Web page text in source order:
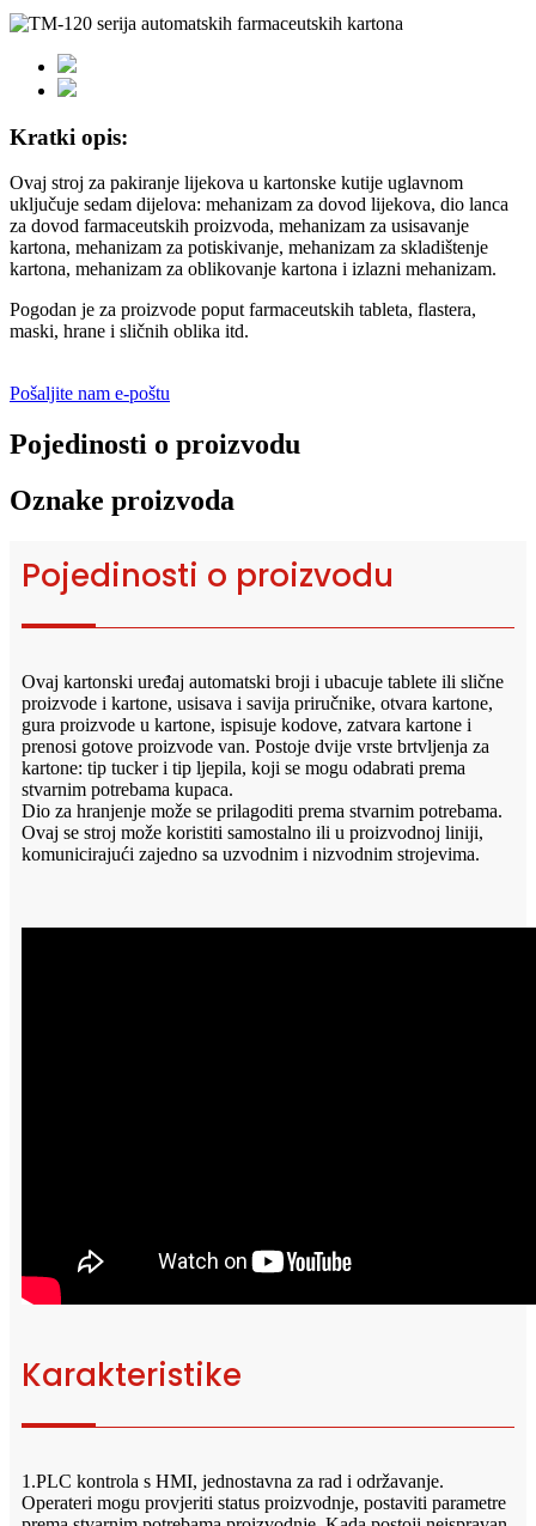
Kratki opis:
Ovaj stroj za pakiranje lijekova u kartonske kutije uglavnom
uključuje sedam dijelova: mehanizam za dovod lijekova, dio lanca
za dovod farmaceutskih proizvoda, mehanizam za usisavanje
kartona, mehanizam za potiskivanje, mehanizam za skladištenje
kartona, mehanizam za oblikovanje kartona i izlazni mehanizam.
Pogodan je za proizvode poput farmaceutskih tableta, flastera,
maski, hrane i sličnih oblika itd.
Pošaljite nam e-poštu
Pojedinosti o proizvodu
Oznake proizvoda
Pojedinosti o proizvodu
Ovaj kartonski uređaj automatski broji i ubacuje tablete ili slične
proizvode i kartone, usisava i savija priručnike, otvara kartone,
gura proizvode u kartone, ispisuje kodove, zatvara kartone i
prenosi gotove proizvode van. Postoje dvije vrste brtvljenja za
kartone: tip tucker i tip ljepila, koji se mogu odabrati prema
stvarnim potrebama kupaca.
Dio za hranjenje može se prilagoditi prema stvarnim potrebama.
Ovaj se stroj može koristiti samostalno ili u proizvodnoj liniji,
komunicirajući zajedno sa uzvodnim i nizvodnim strojevima.
Karakteristike
1.PLC kontrola s HMI, jednostavna za rad i održavanje.
Operateri mogu provjeriti status proizvodnje, postaviti parametre